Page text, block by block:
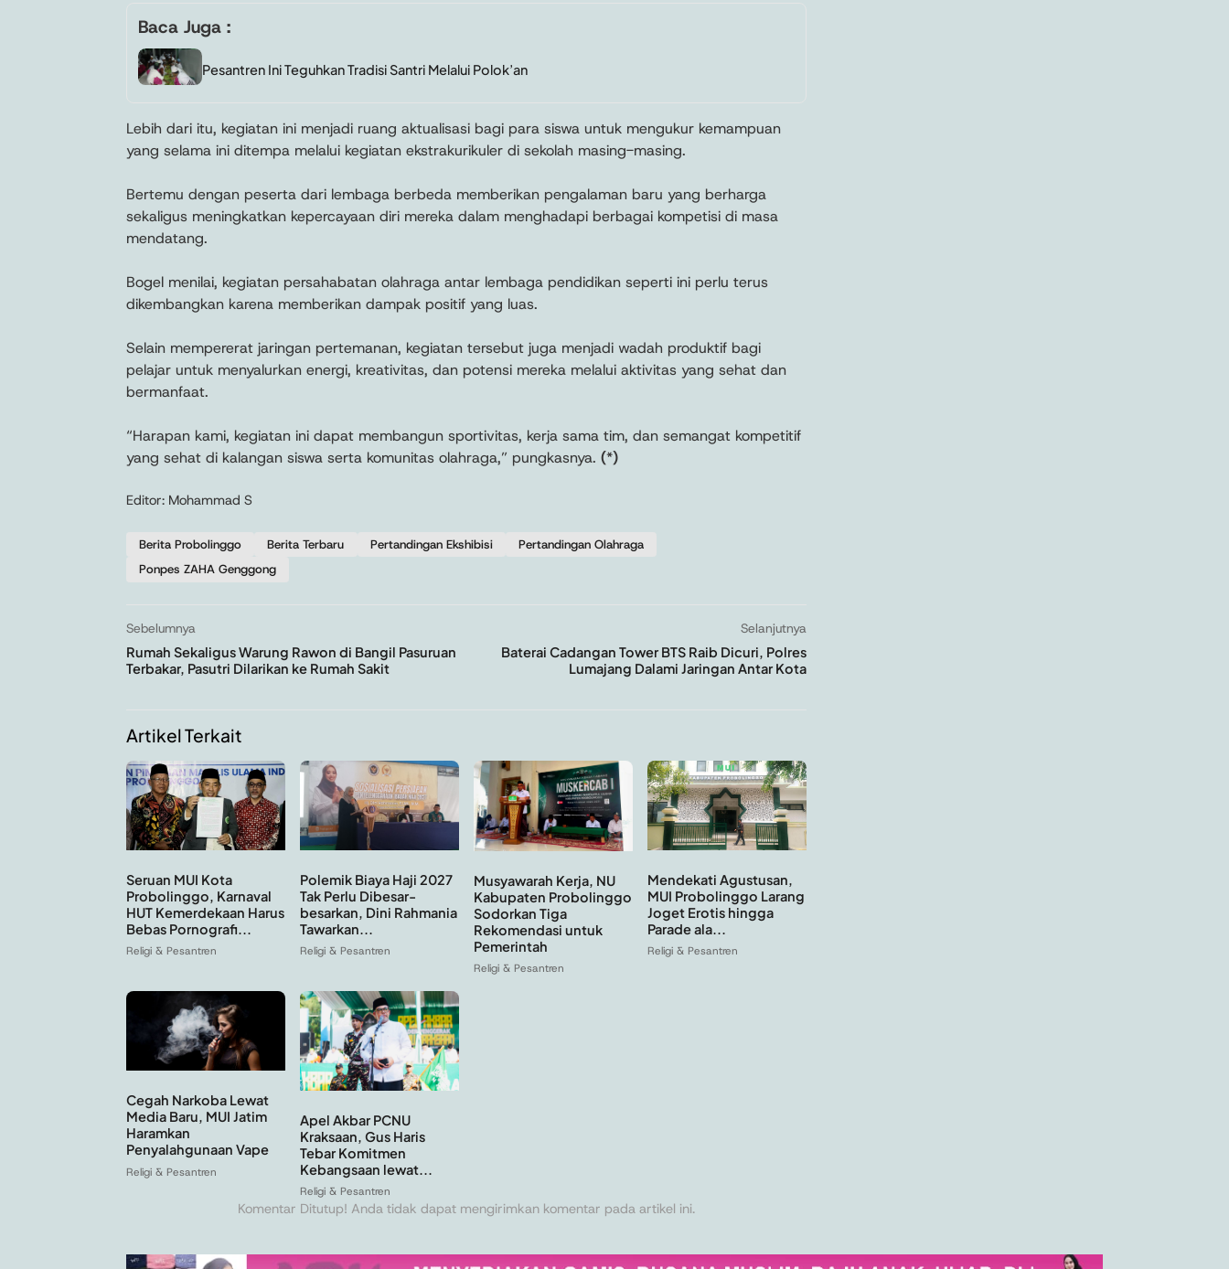
Baca Juga :
Pesantren Ini Teguhkan Tradisi Santri Melalui Polok’an
Lebih dari itu, kegiatan ini menjadi ruang aktualisasi bagi para siswa untuk mengukur kemampuan
yang selama ini ditempa melalui kegiatan ekstrakurikuler di sekolah masing-masing.
Bertemu dengan peserta dari lembaga berbeda memberikan pengalaman baru yang berharga
sekaligus meningkatkan kepercayaan diri mereka dalam menghadapi berbagai kompetisi di masa
mendatang.
Bogel menilai, kegiatan persahabatan olahraga antar lembaga pendidikan seperti ini perlu terus
dikembangkan karena memberikan dampak positif yang luas.
Selain mempererat jaringan pertemanan, kegiatan tersebut juga menjadi wadah produktif bagi
pelajar untuk menyalurkan energi, kreativitas, dan potensi mereka melalui aktivitas yang sehat dan
bermanfaat.
“Harapan kami, kegiatan ini dapat membangun sportivitas, kerja sama tim, dan semangat kompetitif
yang sehat di kalangan siswa serta komunitas olahraga,” pungkasnya. (*)
Editor: Mohammad S
Berita Probolinggo Berita Terbaru Pertandingan Ekshibisi
Pertandingan Olahraga
Ponpes ZAHA Genggong
Sebelumnya
Rumah Sekaligus Warung Rawon di Bangil Pasuruan
Terbakar, Pasutri Dilarikan ke Rumah Sakit
Selanjutnya
Baterai Cadangan Tower BTS Raib Dicuri, Polres
Lumajang Dalami Jaringan Antar Kota
Artikel Terkait
Seruan MUI Kota
Probolinggo, Karnaval
HUT Kemerdekaan Harus
Bebas Pornografi...
Religi & Pesantren
Polemik Biaya Haji 2027
Tak Perlu Dibesar-
besarkan, Dini Rahmania
Tawarkan...
Religi & Pesantren
Musyawarah Kerja, NU
Kabupaten Probolinggo
Sodorkan Tiga
Rekomendasi untuk
Pemerintah
Religi & Pesantren
Mendekati Agustusan,
MUI Probolinggo Larang
Joget Erotis hingga
Parade ala...
Religi & Pesantren
Cegah Narkoba Lewat
Media Baru, MUI Jatim
Haramkan
Penyalahgunaan Vape
Religi & Pesantren
Apel Akbar PCNU
Kraksaan, Gus Haris
Tebar Komitmen
Kebangsaan lewat...
Religi & Pesantren
Komentar Ditutup! Anda tidak dapat mengirimkan komentar pada artikel ini.